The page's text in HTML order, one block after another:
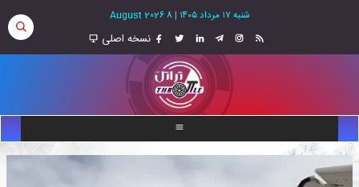
شنبه ۱۷ مرداد ۱۴۰۵ |
8 August 2026
نسخه اصلی